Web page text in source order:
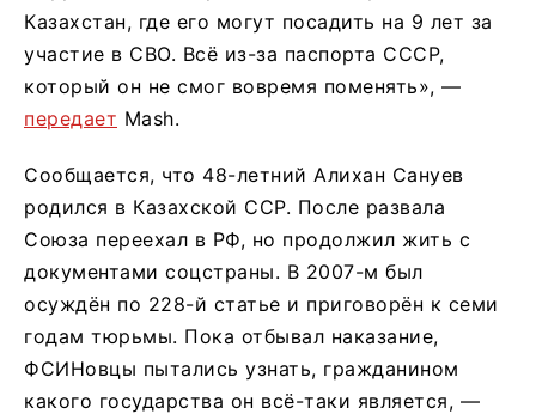
Казахстан, где его могут посадить на 9 лет за
участие в СВО. Всё из-за паспорта СССР,
который он не смог вовремя поменять», —
передает Mash.
Сообщается, что 48-летний Алихан Сануев
родился в Казахской ССР. После развала
Союза переехал в РФ, но продолжил жить с
документами соцстраны. В 2007-м был
осуждён по 228-й статье и приговорён к семи
годам тюрьмы. Пока отбывал наказание,
ФСИНовцы пытались узнать, гражданином
какого государства он всё-таки является, —